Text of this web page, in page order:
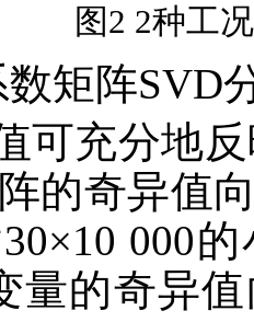
图2 2种工
矩阵SVD
可充分地
的奇异值
000
量的奇异